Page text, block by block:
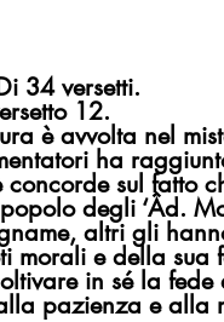
34 versetti.
12.
è avvolta nel
ha
sul fatto
degli ‘Âd.
altri gli
morali e della sua
in sé la
pazienza e alla